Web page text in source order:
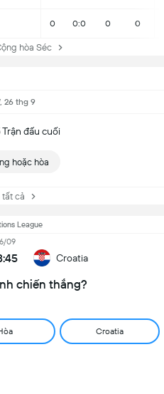
0 0:0 0 0
hòa Séc
26 thg 9
đấu cuối
hoặc hòa
cả
League
09
Croatia
chiến thắng?
Croatia